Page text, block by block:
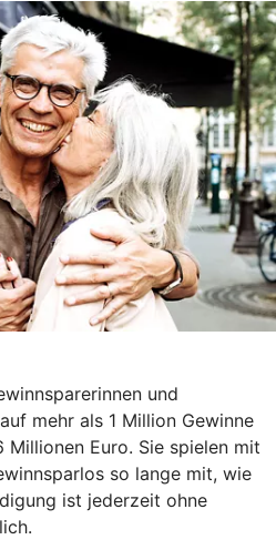
und
mehr als 1 Million Gewinne
Euro. Sie spielen mit
so lange mit, wie
ist jederzeit ohne